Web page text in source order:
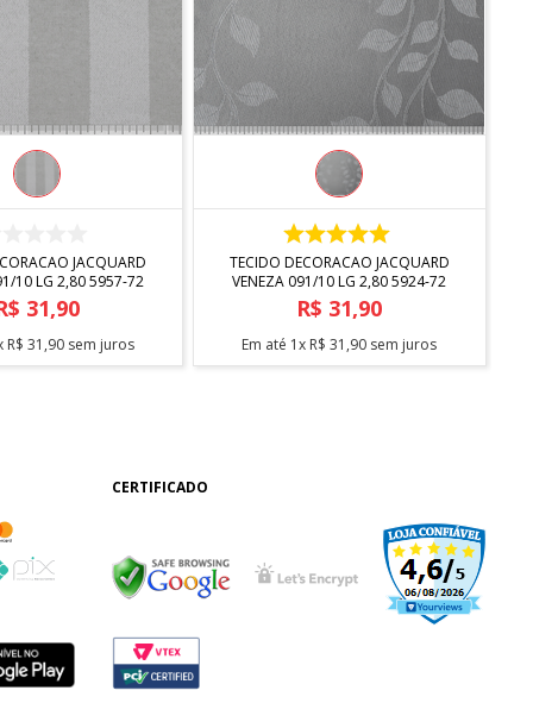
JACQUARD
10 LG 2,80 5957-72
31,90
R$ 31 ,90sem juros
COMPRAR
TECIDO DECORACAO JACQUARD
VENEZA 091/10 LG 2,80 5924-72
R$ 31,90
Em até 1x R$ 31 ,90 sem juros
CERTIFICADO